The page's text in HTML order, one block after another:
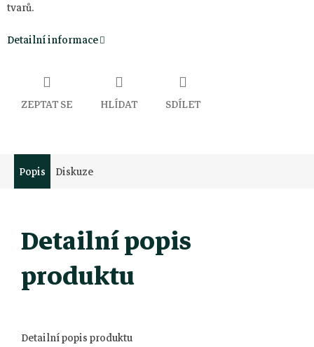
tvarů.
Detailní informace
ZEPTAT SE HLÍDAT SDÍLET
Popis Diskuze
Detailní popis
produktu
Detailní popis produktu